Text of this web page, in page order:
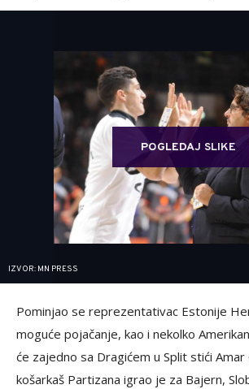
POGLEDAJ SLIKE
IZVOR: MN PRESS
Pominjao se reprezentativac Estonije
moguće pojačanje, kao i nekolko
će zajedno sa Dragićem u Split stići Amar
košarkaš Partizana igrao je za Bajern,